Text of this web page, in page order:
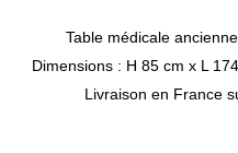
Table médicale
Dimensions : H 85 cm x L
Livraison en France